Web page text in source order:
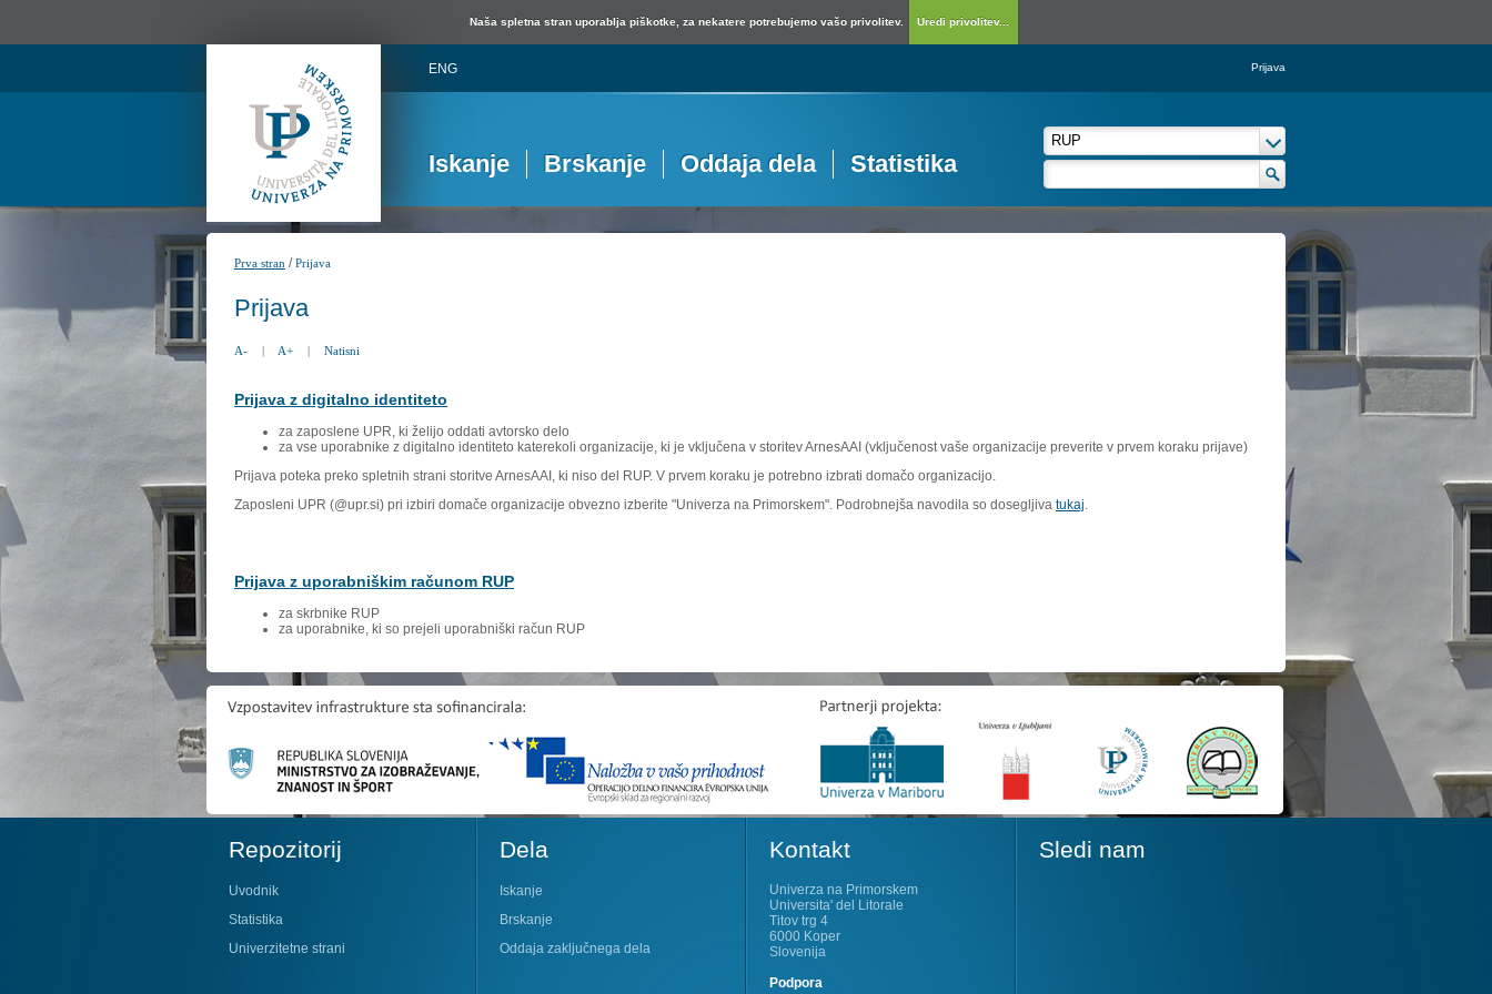
Naša spletna stran uporablja piškotke, za nekatere potrebujemo vašo privolitev. Uredi privolitev...
ENG Prijava
Iskanje Brskanje Oddaja dela Statistika
Prva stran /Prijava
Prijava
A- | A+ | Natisni
Prijava z digitalno identiteto
za zaposlene UPR, ki želijo oddati avtorsko delo
za vse uporabnike z digitalno identiteto katerekoli organizacije, ki je vključena v storitev ArnesAAI (vključenost vaše organizacije preverite v prvem koraku prijave)
Prijava poteka preko spletnih strani storitve ArnesAAI, ki niso del RUP. V prvem koraku je potrebno izbrati domačo organizacijo.
Zaposleni UPR (@upr.si) pri izbiri domače organizacije obvezno izberite "Univerza na Primorskem". Podrobnejša navodila so dosegljiva tukaj
Prijava z uporabniškim računom RUP
za skrbnike RUP
za uporabnike, ki so prejeli uporabniški račun RUP
Repozitorij
Uvodnik
Statistika
Univerzitetne strani
Dela
Iskanje
Brskanje
Oddaja zaključnega dela
Kontakt
Univerza na Primorskem
Universita' del Litorale
Titov trg 4
6000 Koper
Slovenija
Podpora
Sledi nam